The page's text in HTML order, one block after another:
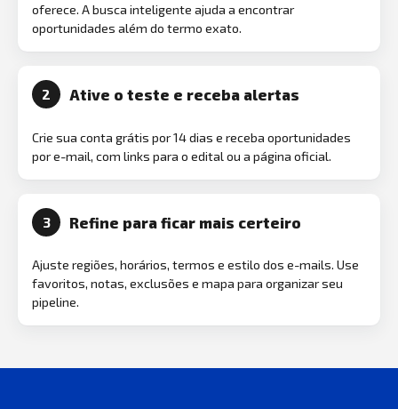
oferece. A busca inteligente ajuda a encontrar
oportunidades além do termo exato.
2 Ative o teste e receba alertas
Crie sua conta grátis por 14 dias e receba oportunidades
por e-mail, com links para o edital ou a página oficial.
3 Refine para ficar mais certeiro
Ajuste regiões, horários, termos e estilo dos e-mails. Use
favoritos, notas, exclusões e mapa para organizar seu
pipeline.